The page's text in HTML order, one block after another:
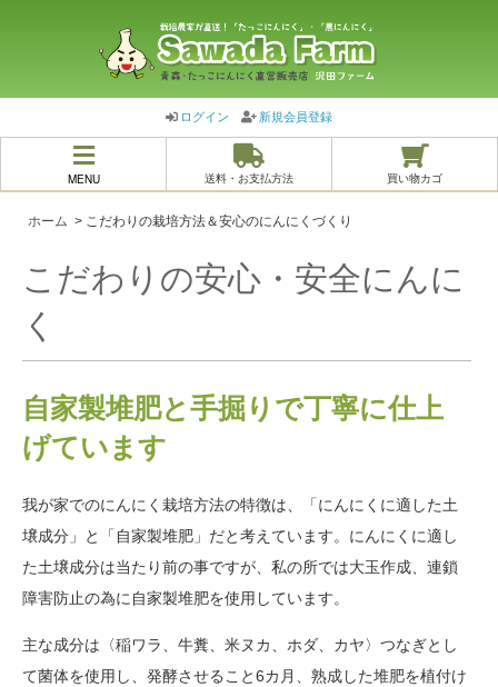
ログイン 新規会員登録
MENU 送料・お支払方法 買い物カゴ
ホーム > こだわりの栽培方法＆安心のにんにくづくり
こだわりの安心・安全にんに
く
自家製堆肥と手掘りで丁寧に仕上
げています
我が家でのにんにく栽培方法の特徴は、「にんにくに適した土
壌成分」と「自家製堆肥」だと考えています。にんにくに適し
た土壌成分は当たり前の事ですが、私の所では大玉作成、連鎖
障害防止の為に自家製堆肥を使用しています。
主な成分は〈稲ワラ、牛糞、米ヌカ、ホダ、カヤ〉つなぎとし
て菌体を使用し、発酵させること6カ月、熟成した堆肥を植付け